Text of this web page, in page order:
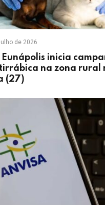
de 2026
inicia
na zona rural
(27)